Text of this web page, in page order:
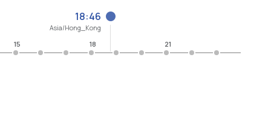
18:46
Asia/Hong_Kong
15 18 21